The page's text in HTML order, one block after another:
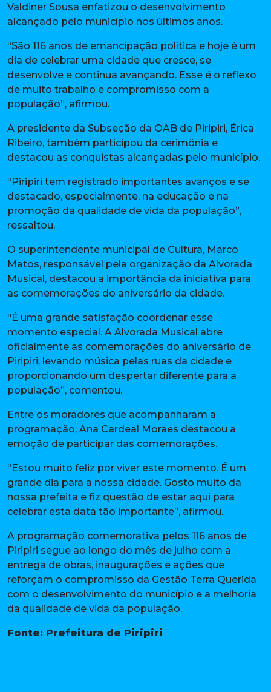
Valdiner Sousa enfatizou o desenvolvimento
alcançado pelo município nos últimos anos.
“São 116 anos de emancipação política e hoje é um
dia de celebrar uma cidade que cresce, se
desenvolve e continua avançando. Esse é o reflexo
de muito trabalho e compromisso com a
população”, afirmou.
A presidente da Subseção da OAB de Piripiri, Érica
Ribeiro, também participou da cerimônia e
destacou as conquistas alcançadas pelo município.
“Piripiri tem registrado importantes avanços e se
destacado, especialmente, na educação e na
promoção da qualidade de vida da população”,
ressaltou.
O superintendente municipal de Cultura, Marco
Matos, responsável pela organização da Alvorada
Musical, destacou a importância da iniciativa para
as comemorações do aniversário da cidade.
“É uma grande satisfação coordenar esse
momento especial. A Alvorada Musical abre
oficialmente as comemorações do aniversário de
Piripiri, levando música pelas ruas da cidade e
proporcionando um despertar diferente para a
população”, comentou.
Entre os moradores que acompanharam a
programação, Ana Cardeal Moraes destacou a
emoção de participar das comemorações.
“Estou muito feliz por viver este momento. É um
grande dia para a nossa cidade. Gosto muito da
nossa prefeita e fiz questão de estar aqui para
celebrar esta data tão importante”, afirmou.
A programação comemorativa pelos 116 anos de
Piripiri segue ao longo do mês de julho com a
entrega de obras, inaugurações e ações que
reforçam o compromisso da Gestão Terra Querida
com o desenvolvimento do município e a melhoria
da qualidade de vida da população.
Fonte: Prefeitura de Piripiri